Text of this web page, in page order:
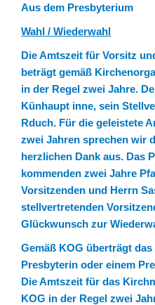
Aus dem Presbyterium
Wahl / Wiederwahl
Die Amtszeit für Vorsitz
beträgt gemäß
in der Regel zwei Jahre.
Künhaupt inne, sein
Rduch. Für die geleistete
zwei Jahren sprechen wir
herzlichen Dank aus. Das
kommenden zwei Jahre
Vorsitzenden und Herrn
stellvertretenden
Glückwunsch zur
Gemäß KOG überträgt
Presbyterin oder einem
Die Amtszeit für das
KOG in der Regel zwei